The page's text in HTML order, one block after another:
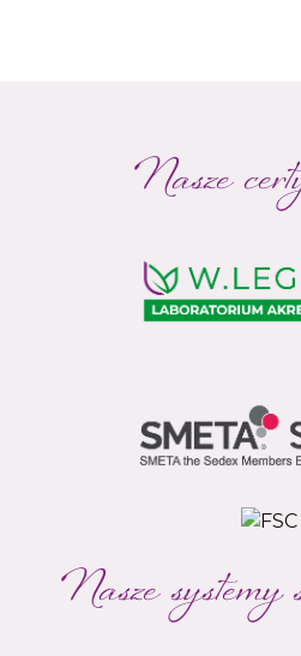
Nasze
Nasze systemy